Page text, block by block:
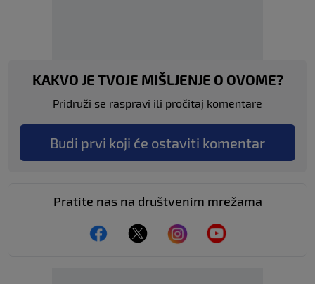
KAKVO JE TVOJE MIŠLJENJE O OVOME?
Pridruži se raspravi ili pročitaj komentare
Budi prvi koji će ostaviti komentar
Pratite nas na društvenim mrežama